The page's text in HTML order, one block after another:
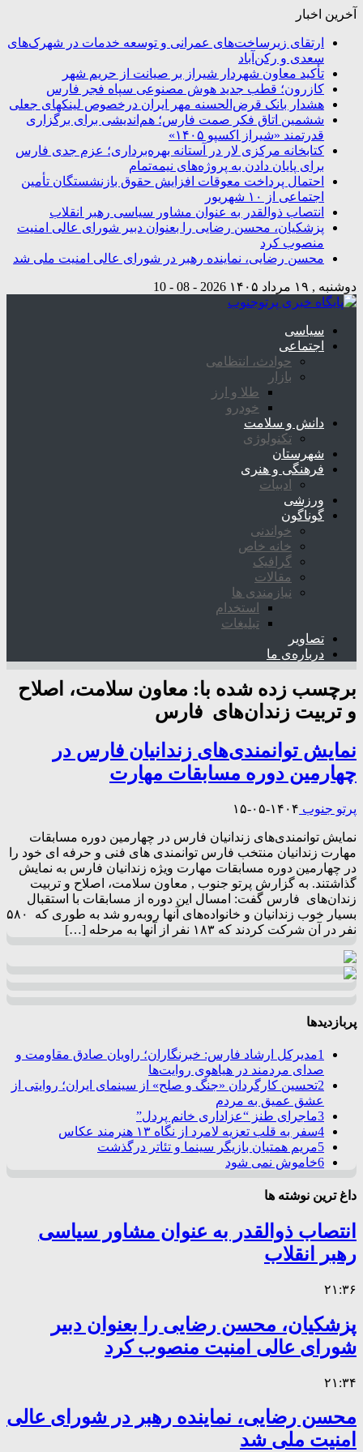
آخرین اخبار
ارتقای زیرساخت‌های عمرانی و توسعه خدمات در شهرک‌های
سعدی و رکن‌آباد
تأکید معاون شهردار شیراز بر صیانت از حریم شهر
کازرون؛ قطب جدید هوش مصنوعی سپاه فجر فارس
هشدار بانک قرض‌الحسنه مهر ایران درخصوص لینکهای جعلی
ششمین اتاق فکر صمت فارس؛ هم‌اندیشی برای برگزاری
قدرتمند «شیراز اکسپو ۱۴۰۵»
کتابخانه مرکزی لار در آستانه بهره‌برداری؛ عزم جدی فارس
برای پایان دادن به پروژه‌های نیمه‌تمام
احتمال پرداخت معوقات افزایش حقوق بازنشستگان تأمین
اجتماعی از ۱۰ شهریور
انتصاب ذوالقدر به عنوان مشاور سیاسی رهبر انقلاب
پزشکیان، محسن رضایی را بعنوان دبیر شورای عالی امنیت
منصوب کرد
محسن رضایی، نماینده رهبر در شورای عالی امنیت ملی شد
دوشنبه , ۱۹ مرداد ۱۴۰۵ 2026 - 08 - 10
سیاسی
اجتماعی
حوادث، انتظامی
بازار
طلا و ارز
خودرو
دانش و سلامت
تکنولوژی
شهرستان
فرهنگی و هنری
ادبیات
ورزشی
گوناگون
خواندنی
خانه خاص
گرافیک
مقالات
نیازمندی ها
استخدام
تبلیغات
تصاویر
درباره‌ی ما
برچسب زده شده با: معاون سلامت، اصلاح
و تربیت زندان‌های فارس
نمایش توانمندی‌های زندانیان فارس در
چهارمین دوره مسابقات مهارت
پرتو جنوب ۱۴۰۴-۰۵-۱۵
نمایش توانمندی‌های زندانیان فارس در چهارمین دوره مسابقات
مهارت زندانیان منتخب فارس توانمندی های فنی و حرفه ای خود را
در چهارمین دوره مسابقات مهارت ویژه زندانیان فارس به نمایش
گذاشتند. به گزارش پرتو جنوب , معاون سلامت، اصلاح و تربیت
زندان‌های فارس گفت: امسال این دوره از مسابقات با استقبال
بسیار خوب زندانیان و خانواده‌های آنها رو‌به‌رو شد به طوری که ۵۸۰
نفر در آن شرکت کردند که ۱۸۳ نفر از آنها به مرحله […]
پربازدیدها
1مدیرکل ارشاد فارس: خبرنگاران؛ راویان صادق مقاومت و
صدای مردمند در هیاهوی روایت‌ها
2تحسین کارگردان «جنگ و صلح» از سینمای ایران؛ روایتی از
عشق عمیق به مردم
3ماجرای طنز “عزاداری خانم پردل”
4سفر به قلب تعزیه لامرد از نگاه ۱۳ هنرمند عکاس
5مریم همتیان بازیگر سینما و تئاتر درگذشت
6خاموش نمی شود
داغ ترین نوشته ها
انتصاب ذوالقدر به عنوان مشاور سیاسی
رهبر انقلاب
۲۱:۳۶
پزشکیان، محسن رضایی را بعنوان دبیر
شورای عالی امنیت منصوب کرد
۲۱:۳۴
محسن رضایی، نماینده رهبر در شورای عالی
امنیت ملی شد